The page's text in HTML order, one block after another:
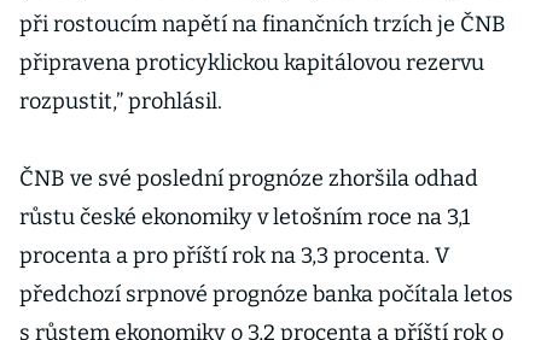
při rostoucím napětí na finančních trzích je ČNB
připravena proticyklickou kapitálovou rezervu
rozpustit,” prohlásil.
ČNB ve své poslední prognóze zhoršila odhad
růstu české ekonomiky v letošním roce na 3,1
procenta a pro příští rok na 3,3 procenta. V
předchozí srpnové prognóze banka počítala letos
s růstem ekonomiky o 3,2 procenta a příští rok o